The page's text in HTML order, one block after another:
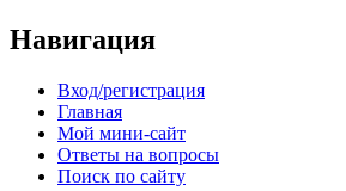
Навигация
Вход/регистрация
Главная
Мой мини-сайт
Ответы на вопросы
Поиск по сайту